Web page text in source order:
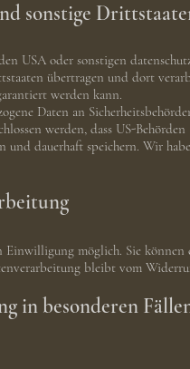
sonstige
USA oder sonstigen
übertragen und dort
werden kann.
Daten an
werden, dass US-
dauerhaft speichern. Wir
möglich. Sie
bleibt vom
in besonderen